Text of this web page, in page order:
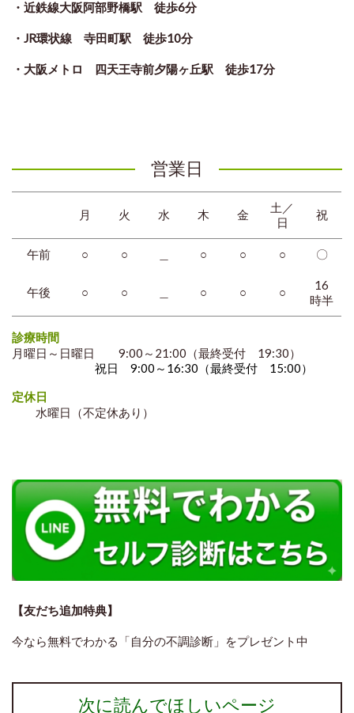
・近鉄線大阪阿部野橋駅 徒歩6分
・JR環状線 寺田町駅 徒歩10分
・大阪メトロ 四天王寺前夕陽ヶ丘駅 徒歩17分
営業日
月 火 水 木 金
土／
日
祝
午前 ○ ○ ○ ○ ○ 〇
午後 ○ ○ ○ ○ ○
16
時半
診療時間
月曜日～日曜日 9:00～21:00（最終受付 19:30）
祝日 9:00～16:30（最終受付 15:00）
定休日
水曜日（不定休あり）
【友だち追加特典】
今なら無料でわかる「自分の不調診断」をプレゼント中
次に読んでほしいページ